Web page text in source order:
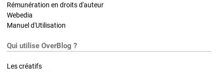
Rémunération en droits d'auteur
Webedia
Manuel d'Utilisation
Qui utilise OverBlog ?
Les créatifs